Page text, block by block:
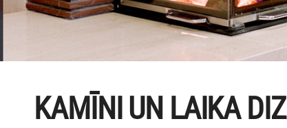
KAMĪNI UN LAIKA